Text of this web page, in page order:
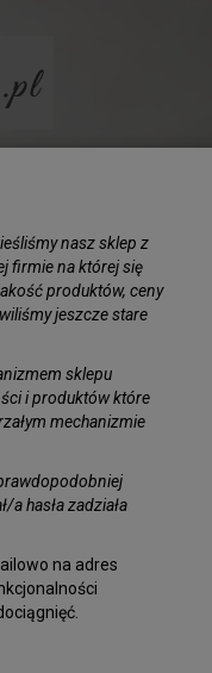
nasz sklep z
firmie na której się
produktów, ceny
jeszcze stare
sklepu
i produktów które
mechanizmie
a hasła zadziała
na adres
ok.24cm
Kule
ok.24cm
Dostępność: